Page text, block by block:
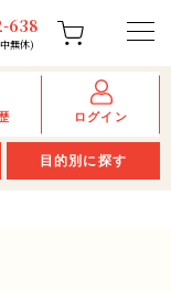
638
無休)
ログイン
目的別に探す